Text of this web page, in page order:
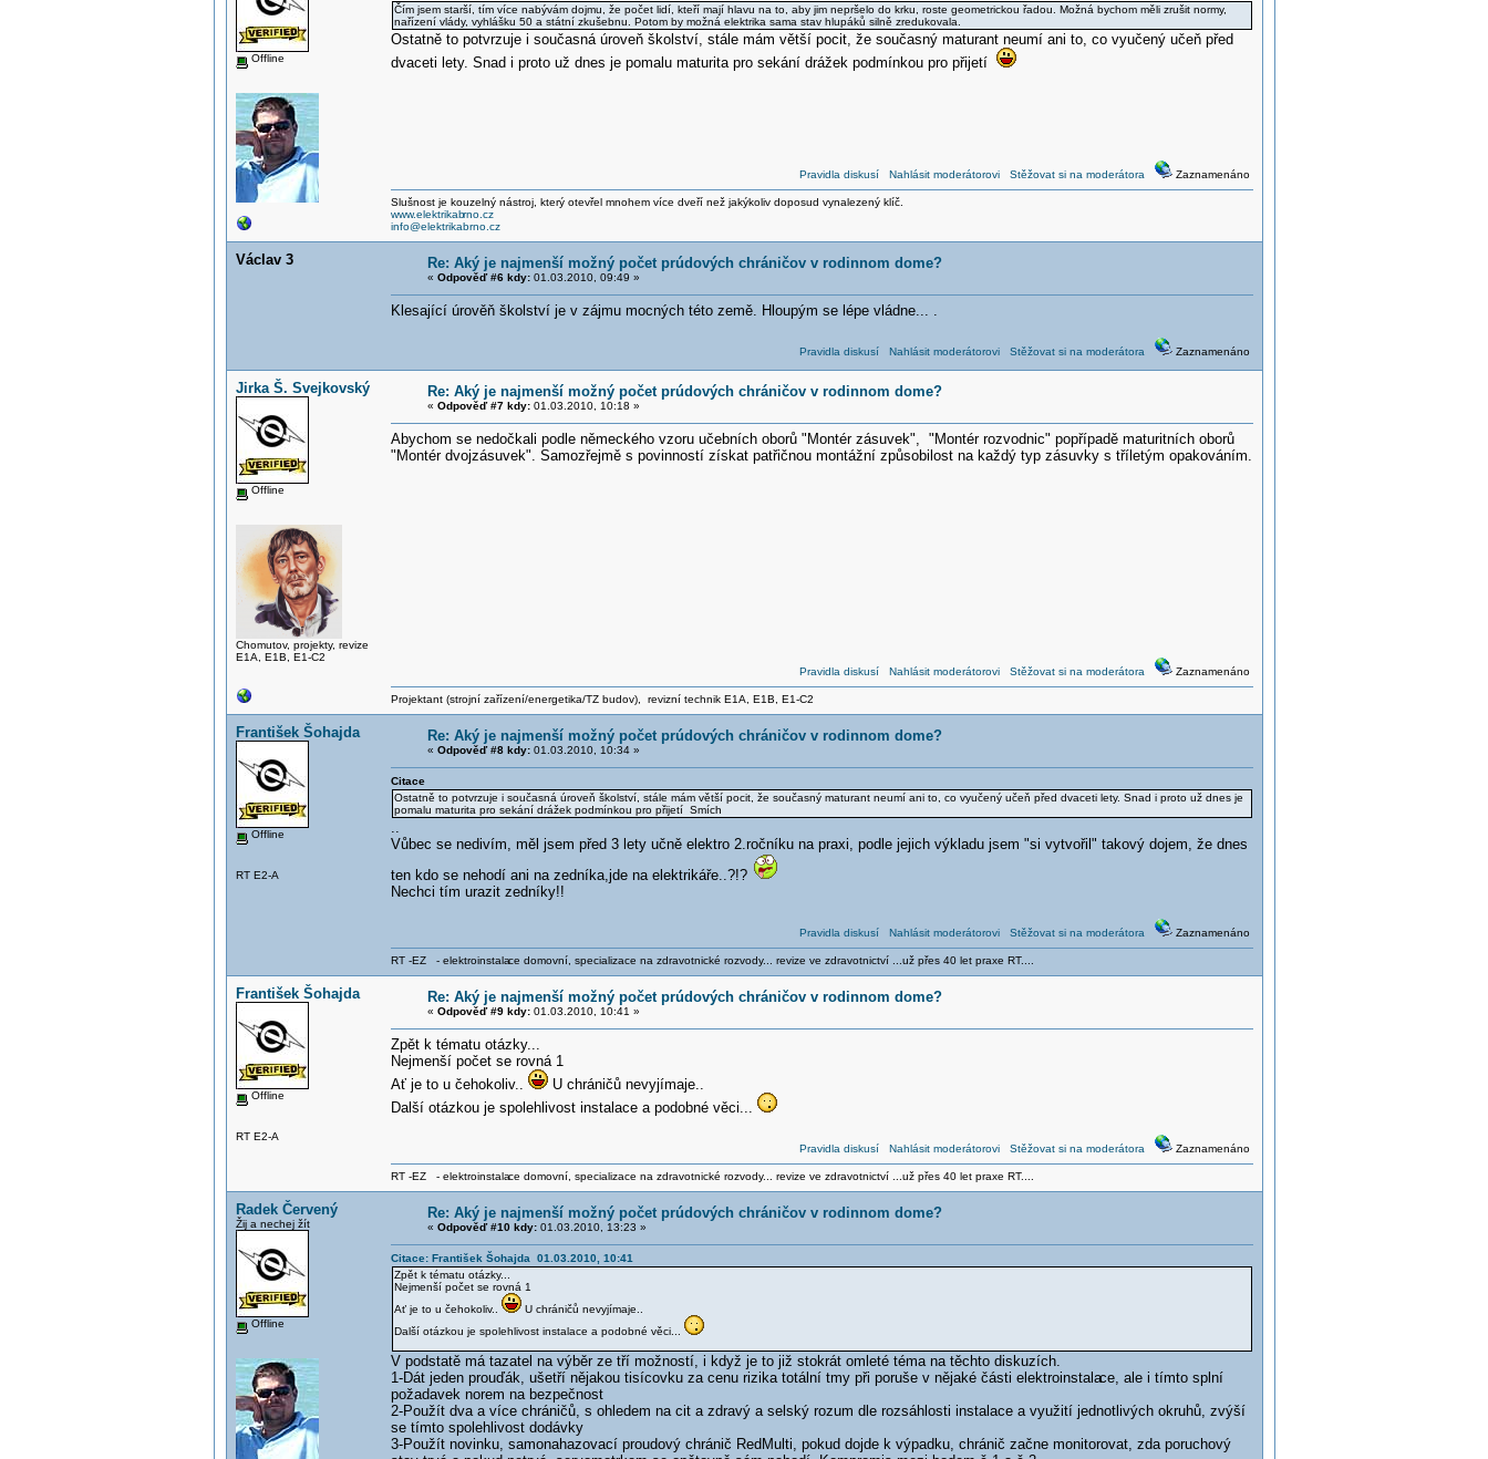
Offline
Čím jsem starší, tím více nabývám dojmu, že počet lidí, kteří mají hlavu na to, aby jim nepršelo do krku, roste geometrickou řadou. Možná bychom měli zrušit normy,
nařízení vlády, vyhlášku 50 a státní zkušebnu. Potom by možná elektrika sama stav hlupáků silně zredukovala.
Ostatně to potvrzuje i současná úroveň školství, stále mám větší pocit, že současný maturant neumí ani to, co vyučený učeň před
dvaceti lety. Snad i proto už dnes je pomalu maturita pro sekání drážek podmínkou pro přijetí
Pravidla diskusí Nahlásit moderátorovi Stěžovat si na moderátora Zaznamenáno
Slušnost je kouzelný nástroj, který otevřel mnohem více dveří než jakýkoliv doposud vynalezený klíč.
www.elektrikabrno.cz
info@elektrikabrno.cz
Václav 3 Re: Aký je najmenší možný počet prúdových chráničov v rodinnom dome?
« Odpověď #6 kdy:01.03.2010, 09:49 »
Klesající úrověň školství je v zájmu mocných této země. Hloupým se lépe vládne... .
Pravidla diskusí Nahlásit moderátorovi Stěžovat si na moderátora Zaznamenáno
Jirka Š. Svejkovský
Offline
Chomutov, projekty, revize
E1A, E1B, E1-C2
Re: Aký je najmenší možný počet prúdových chráničov v rodinnom dome?
« Odpověď #7 kdy:01.03.2010, 10:18 »
Abychom se nedočkali podle německého vzoru učebních oborů "Montér zásuvek", "Montér rozvodnic" popřípadě maturitních oborů
"Montér dvojzásuvek". Samozřejmě s povinností získat patřičnou montážní způsobilost na každý typ zásuvky s tříletým opakováním.
Pravidla diskusí Nahlásit moderátorovi Stěžovat si na moderátora Zaznamenáno
Projektant (strojní zařízení/energetika/TZ budov), revizní technik E1A, E1B, E1-C2
František Šohajda
Offline
RT E2-A
Re: Aký je najmenší možný počet prúdových chráničov v rodinnom dome?
« Odpověď #8 kdy:01.03.2010, 10:34 »
Citace
Ostatně to potvrzuje i současná úroveň školství, stále mám větší pocit, že současný maturant neumí ani to, co vyučený učeň před dvaceti lety. Snad i proto už dnes je
pomalu maturita pro sekání drážek podmínkou pro přijetí Smích
..
Vůbec se nedivím, měl jsem před 3 lety učně elektro 2.ročníku na praxi, podle jejich výkladu jsem "si vytvořil" takový dojem, že dnes
ten kdo se nehodí ani na zedníka,jde na elektrikáře..?!?
Nechci tím urazit zedníky!!
Pravidla diskusí Nahlásit moderátorovi Stěžovat si na moderátora Zaznamenáno
RT -EZ - elektroinstalace domovní, specializace na zdravotnické rozvody... revize ve zdravotnictví ...už přes 40 let praxe RT....
František Šohajda
Offline
RT E2-A
Re: Aký je najmenší možný počet prúdových chráničov v rodinnom dome?
« Odpověď #9 kdy:01.03.2010, 10:41 »
Zpět k tématu otázky...
Nejmenší počet se rovná 1
Ať je to u čehokoliv..
U chráničů nevyjímaje..
Další otázkou je spolehlivost instalace a podobné věci...
Pravidla diskusí Nahlásit moderátorovi Stěžovat si na moderátora Zaznamenáno
RT -EZ - elektroinstalace domovní, specializace na zdravotnické rozvody... revize ve zdravotnictví ...už přes 40 let praxe RT....
Radek Červený
Žij a nechej žít
Offline
Re: Aký je najmenší možný počet prúdových chráničov v rodinnom dome?
« Odpověď #10 kdy:01.03.2010, 13:23 »
Citace: František Šohajda 01.03.2010, 10:41
Zpět k tématu otázky...
Nejmenší počet se rovná 1
Ať je to u čehokoliv..
U chráničů nevyjímaje..
Další otázkou je spolehlivost instalace a podobné věci...
V podstatě má tazatel na výběr ze tří možností, i když je to již stokrát omleté téma na těchto diskuzích.
1-Dát jeden prouďák, ušetří nějakou tisícovku za cenu rizika totální tmy při poruše v nějaké části elektroinstalace, ale i tímto splní
požadavek norem na bezpečnost
2-Použít dva a více chráničů, s ohledem na cit a zdravý a selský rozum dle rozsáhlosti instalace a využití jednotlivých okruhů, zvýší
se tímto spolehlivost dodávky
3-Použít novinku, samonahazovací proudový chránič RedMulti, pokud dojde k výpadku, chránič začne monitorovat, zda poruchový